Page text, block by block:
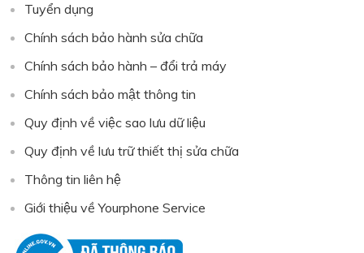
Tuyển dụng
Chính sách bảo hành sửa chữa
Chính sách bảo hành – đổi trả máy
Chính sách bảo mật thông tin
Quy định về việc sao lưu dữ liệu
Quy định về lưu trữ thiết thị sửa chữa
Thông tin liên hệ
Giới thiệu về Yourphone Service